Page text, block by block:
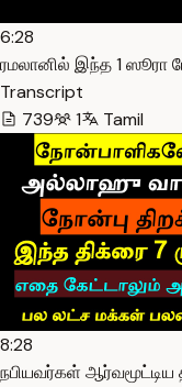
6:28
ரமலானில் இந்த 1 ஸூரா
Transcript
739
1 Tamil
8:28
நபியவர்கள் ஆர்வமூட்டிய